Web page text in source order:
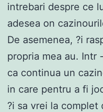
intrebari despre ce
adesea on
De asemenea, ?i
propria mea au. Intr
ca continua un
in care pentru a fi
?i sa vrei la complet